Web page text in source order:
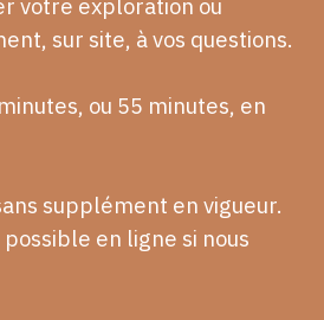
sur site, à vos questions.
ou 55 minutes, en
supplément en vigueur.
en ligne si nous